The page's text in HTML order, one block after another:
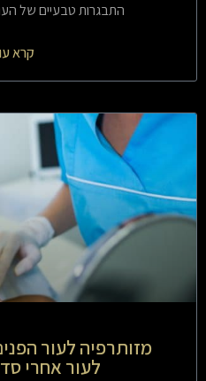
התבגרות טבעיים של
קרא
מזותרפיה לעור
לעור אחרי